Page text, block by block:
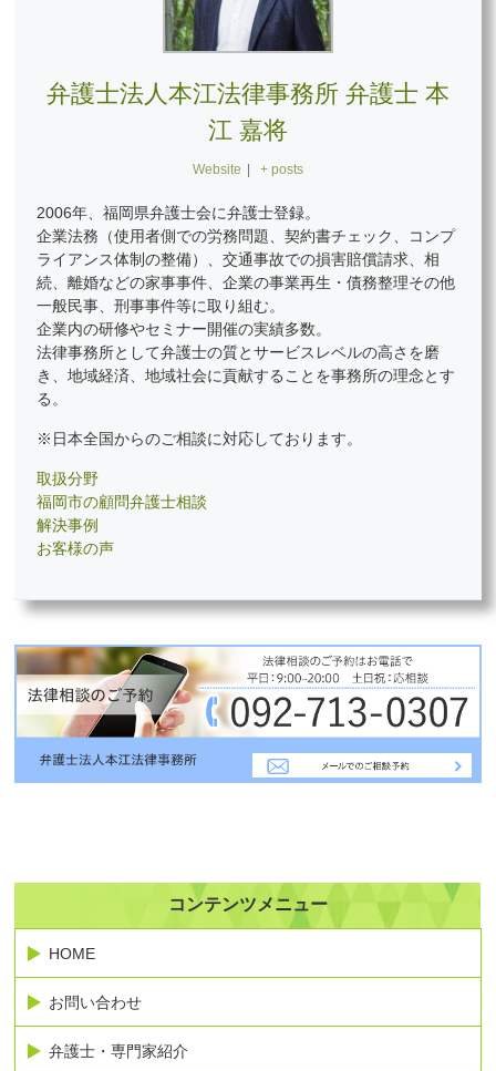
弁護士法人本江法律事務所 弁護士 本
江 嘉将
Website | + posts
2006年、福岡県弁護士会に弁護士登録。
企業法務（使用者側での労務問題、契約書チェック、コンプ
ライアンス体制の整備）、交通事故での損害賠償請求、相
続、離婚などの家事事件、企業の事業再生・債務整理その他
一般民事、刑事事件等に取り組む。
企業内の研修やセミナー開催の実績多数。
法律事務所として弁護士の質とサービスレベルの高さを磨
き、地域経済、地域社会に貢献することを事務所の理念とす
る。
※日本全国からのご相談に対応しております。
取扱分野
福岡市の顧問弁護士相談
解決事例
お客様の声
コンテンツメニュー
HOME
お問い合わせ
弁護士・専門家紹介